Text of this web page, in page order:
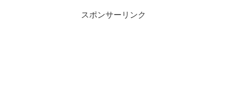
スポンサーリンク